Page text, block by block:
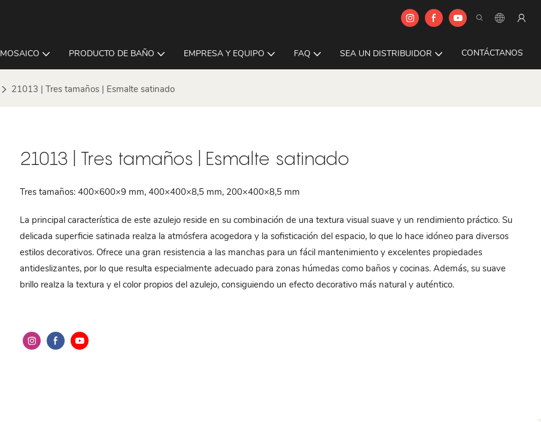
MOSAICO PRODUCTO DE BAÑO EMPRESA Y EQUIPO FAQ SEA UN DISTRIBUIDOR CONTÁCTANOS
21013 | Tres tamaños | Esmalte satinado
21013 | Tres tamaños | Esmalte satinado
Tres tamaños: 400×600×9 mm, 400×400×8,5 mm, 200×400×8,5 mm
La principal característica de este azulejo reside en su combinación de una textura visual suave y un rendimiento práctico. Su
delicada superficie satinada realza la atmósfera acogedora y la sofisticación del espacio, lo que lo hace idóneo para diversos
estilos decorativos. Ofrece una gran resistencia a las manchas para un fácil mantenimiento y excelentes propiedades
antideslizantes, por lo que resulta especialmente adecuado para zonas húmedas como baños y cocinas. Además, su suave
brillo realza la textura y el color propios del azulejo, consiguiendo un efecto decorativo más natural y auténtico.